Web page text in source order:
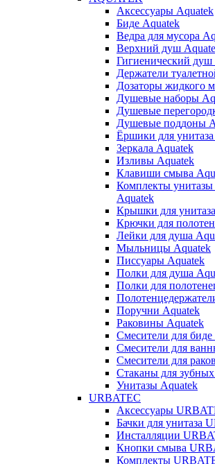
Аксессуары Aquatek
Биде Aquatek
Ведра для мусора
Верхний душ
Гигиенический душ
Держатели
Дозаторы жидкого
Душевые наборы
Душевые
Душевые поддоны
Ёршики для
Зеркала Aquatek
Изливы Aquatek
Клавиши смыва
Комплекты унитазы
Aquatek
Крышки для
Крючки для
Лейки для душа
Мыльницы Aquatek
Писсуары Aquatek
Полки для душа
Полки для
Поручни Aquatek
Раковины Aquatek
Смесители для
Смесители для
Смесители для
Стаканы для
Унитазы Aquatek
URBATEC
Аксессуары
Бачки для унитаза
Инсталляции
Кнопки смыва
Комплекты